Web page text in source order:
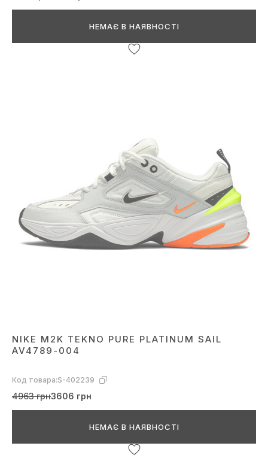
НЕМАЄ В НАЯВНОСТІ
NIKE M2K TEKNO PURE PLATINUM SAIL
AV4789-004
Код товара:S-402239
4963 грн3606 грн
НЕМАЄ В НАЯВНОСТІ